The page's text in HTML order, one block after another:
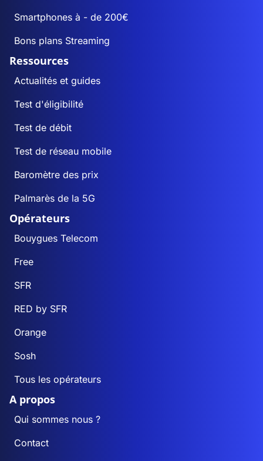
Smartphones à - de 200€
Bons plans Streaming
Ressources
Actualités et guides
Test d'éligibilité
Test de débit
Test de réseau mobile
Baromètre des prix
Palmarès de la 5G
Opérateurs
Bouygues Telecom
Free
SFR
RED by SFR
Orange
Sosh
Tous les opérateurs
A propos
Qui sommes nous ?
Contact